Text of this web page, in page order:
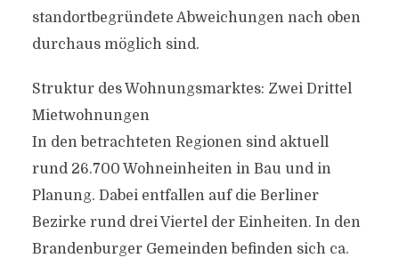
standortbegründete Abweichungen nach oben
durchaus möglich sind.
Struktur des Wohnungsmarktes: Zwei Drittel
Mietwohnungen
In den betrachteten Regionen sind aktuell
rund 26.700 Wohneinheiten in Bau und in
Planung. Dabei entfallen auf die Berliner
Bezirke rund drei Viertel der Einheiten. In den
Brandenburger Gemeinden befinden sich ca.